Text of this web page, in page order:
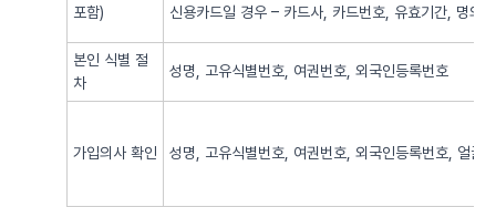
포함)
신용카드일 경우 – 카드사, 카드번호, 유효기간, 명의
본인 식별 절
차
성명, 고유식별번호, 여권번호, 외국인등록번호
가입의사 확인 성명, 고유식별번호, 여권번호, 외국인등록번호, 얼굴